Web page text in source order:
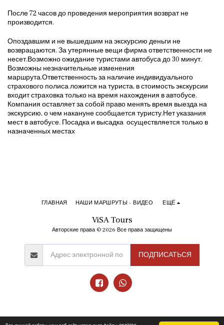
После 72 часов до проведения мероприятия возврат не
производится.
Опоздавшим и не вышедшим на экскурсию деньги не
возвращаются. За утерянные вещи фирма ответственности не
несет.Возможно ожидание туристами автобуса до 30 минут.
Возможны незначительные изменения
маршрута.Ответственность за наличие индивидуального
страхового полиса ложится на туриста, в стоимость экскурсии
входит страховка только на время нахождения в автобусе.
Компания оставляет за собой право менять время выезда на
экскурсию, о чем накануне сообщается туристу.Нет указания
мест в автобуcе. Посадка и высадка осуществляется только в
назначенных местах
ViSA Tours
Авторские права © 2026 Все права защищены
ГЛАВНАЯ НАШИ МАРШРУТЫ - ВИДЕО ЕЩЁ
ПОДПИСАТЬСЯ